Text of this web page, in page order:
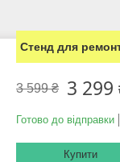
Стенд для
3 599 ₴ 3 299
Готово до відправки
Купити